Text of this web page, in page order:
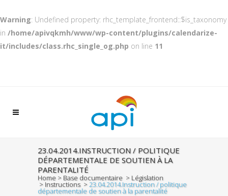
Warning: Undefined property: rhc_template_frontend::$is_taxonomy
in /home/apivqkmh/www/wp-content/plugins/calendarize-
it/includes/class.rhc_single_og.php on line 11
23.04.2014.INSTRUCTION / POLITIQUE
DÉPARTEMENTALE DE SOUTIEN À LA
PARENTALITÉ
Home > Base documentaire > Législation
> Instructions >23.04.2014.Instruction / politique
départementale de soutien à la parentalité